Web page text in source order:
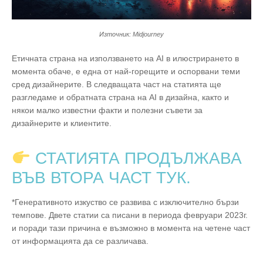
Източник: Midjourney
Етичната страна на използването на AI в илюстрирането в
момента обаче, е една от най-горещите и оспорвани теми
сред дизайнерите. В следващата част на статията ще
разгледаме и обратната страна на AI в дизайна, както и
някои малко известни факти и полезни съвети за
дизайнерите и клиентите.
СТАТИЯТА ПРОДЪЛЖАВА
ВЪВ ВТОРА ЧАСТ ТУК.
*Генеративното изкуство се развива с изключително бързи
темпове. Двете статии са писани в периода февруари 2023г.
и поради тази причина е възможно в момента на четене част
от информацията да се различава.